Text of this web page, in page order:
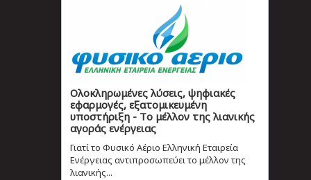
Ολοκληρωμένες λύσεις, ψηφιακές
εφαρμογές, εξατομικευμένη
υποστήριξη - Tο μέλλον της λιανικής
αγοράς ενέργειας
Γιατί το Φυσικό Αέριο Ελληνική Εταιρεία
Ενέργειας αντιπροσωπεύει το μέλλον της
λιανικής...